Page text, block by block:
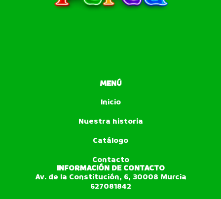
MENÚ
Inicio
Nuestra historia
Catálogo
Contacto
INFORMACIÓN DE CONTACTO
Av. de la Constitución, 6, 30008 Murcia
627081842